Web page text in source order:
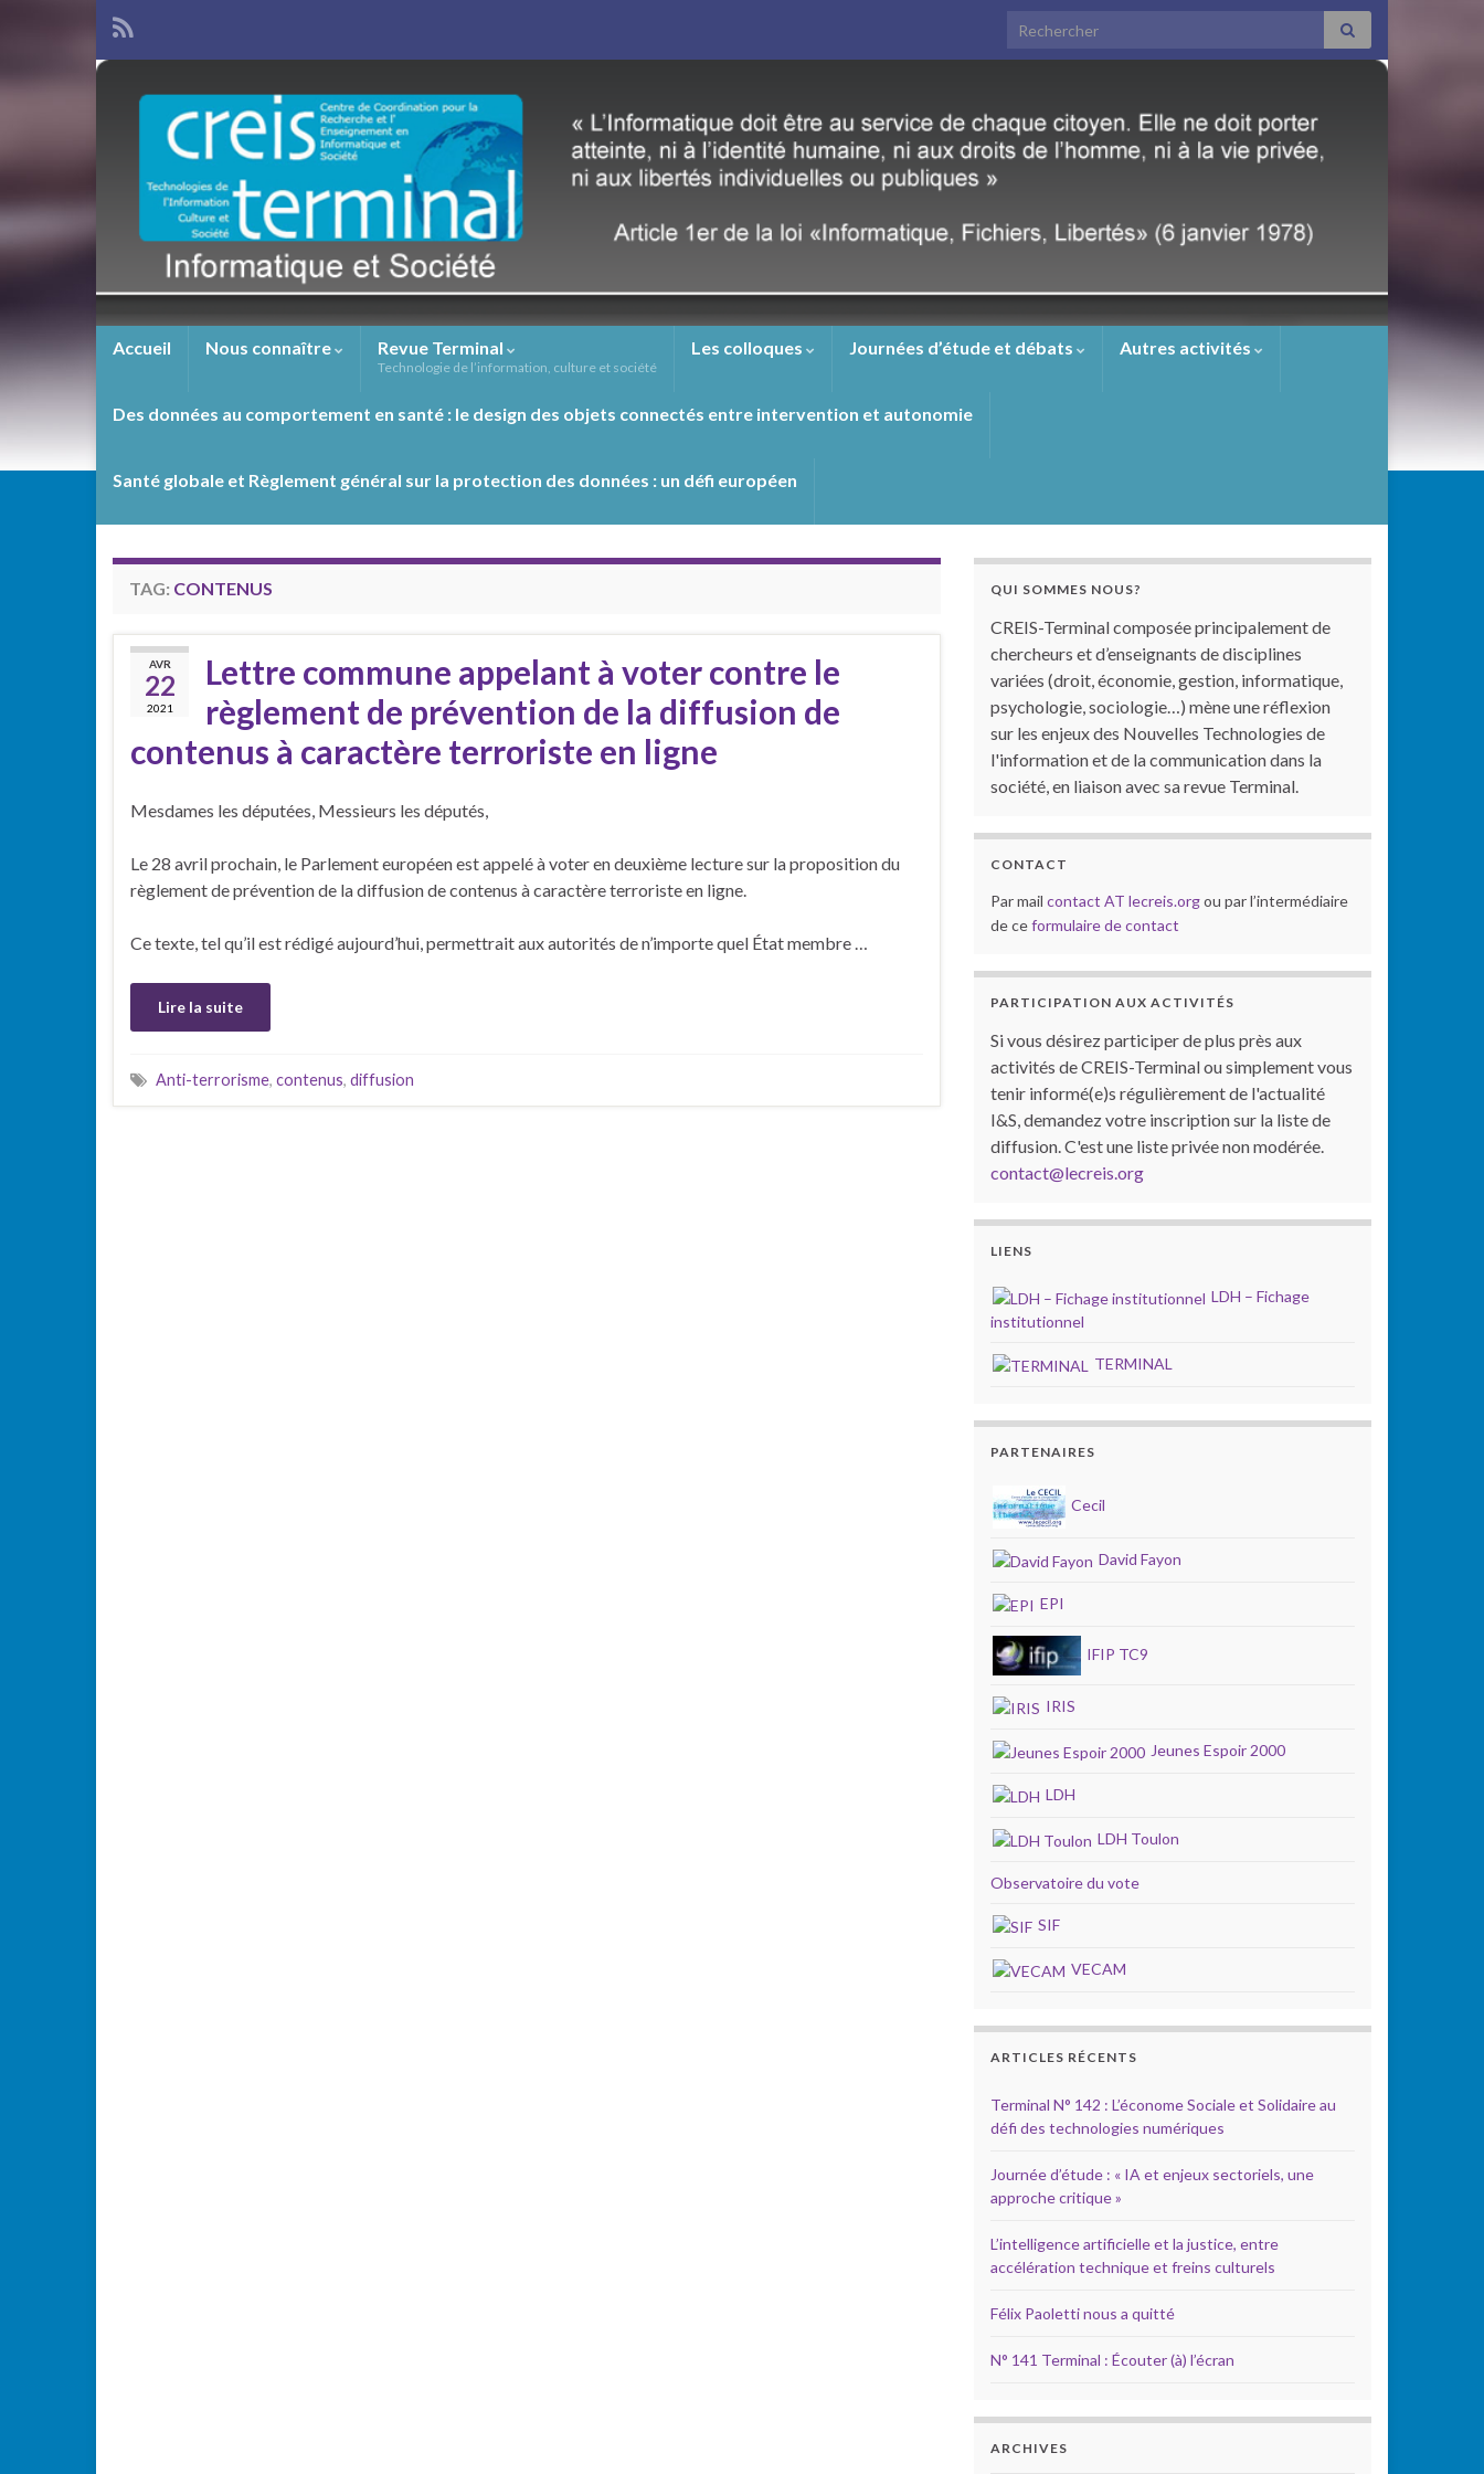
Search for:
Accueil Nous connaître Revue Terminal
Technologie de l’information, culture et société
Les colloques Journées d’étude et débats Autres activités
Des données au comportement en santé : le design des objets connectés entre intervention et autonomie
Santé globale et Règlement général sur la protection des données : un défi européen
TAG: CONTENUS
AVR
22
2021
Lettre commune appelant à voter contre le
règlement de prévention de la diffusion de
contenus à caractère terroriste en ligne
Mesdames les députées, Messieurs les députés,
Le 28 avril prochain, le Parlement européen est appelé à voter en deuxième lecture sur la proposition du
règlement de prévention de la diffusion de contenus à caractère terroriste en ligne.
Ce texte, tel qu’il est rédigé aujourd’hui, permettrait aux autorités de n’importe quel État membre …
Lire la suite
Anti-terrorisme, contenus, diffusion
QUI SOMMES NOUS?
CREIS-Terminal composée principalement de
chercheurs et d’enseignants de disciplines
variées (droit, économie, gestion, informatique,
psychologie, sociologie…) mène une réflexion
sur les enjeux des Nouvelles Technologies de
l'information et de la communication dans la
société, en liaison avec sa revue Terminal.
CONTACT
Par mail contact AT lecreis.orgou par l’intermédiaire
de ceformulaire de contact
PARTICIPATION AUX ACTIVITÉS
Si vous désirez participer de plus près aux
activités de CREIS-Terminal ou simplement vous
tenir informé(e)s régulièrement de l'actualité
I&S, demandez votre inscription sur la liste de
diffusion. C'est une liste privée non modérée.
contact@lecreis.org
LIENS
LDH – Fichage
institutionnel
TERMINAL
PARTENAIRES
Cecil
David Fayon
EPI
IFIP TC9
IRIS
Jeunes Espoir 2000
LDH
LDH Toulon
Observatoire du vote
SIF
VECAM
ARTICLES RÉCENTS
Terminal N° 142 : L’économe Sociale et Solidaire au
défi des technologies numériques
Journée d’étude : « IA et enjeux sectoriels, une
approche critique »
L’intelligence artificielle et la justice, entre
accélération technique et freins culturels
Félix Paoletti nous a quitté
N° 141 Terminal : Écouter (à) l’écran
ARCHIVES